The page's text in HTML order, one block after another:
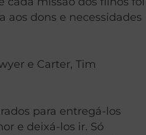
aos dons e necessidades
e Carter, Tim
para entregá-los
e deixá-los ir. Só